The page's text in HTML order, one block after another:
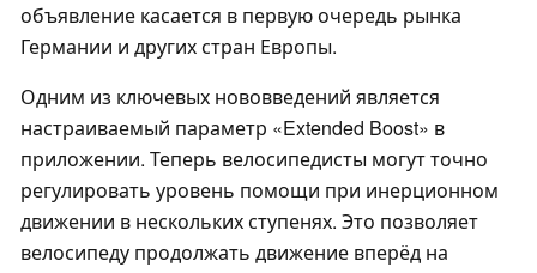
объявление касается в первую очередь рынка
Германии и других стран Европы.
Одним из ключевых нововведений является
настраиваемый параметр «Extended Boost» в
приложении. Теперь велосипедисты могут точно
регулировать уровень помощи при инерционном
движении в нескольких ступенях. Это позволяет
велосипеду продолжать движение вперёд на